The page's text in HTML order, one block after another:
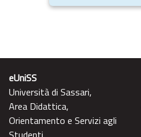
eUniSS
Università di Sassari,
Area Didattica,
Orientamento e Servizi agli